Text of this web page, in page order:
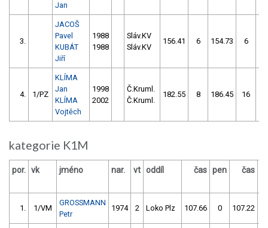
Jan
3.
JACOŠ
Pavel
KUBÁT
Jiří
1988
1988
Sláv.KV
Sláv.KV
156.41 6 154.73 6
4. 1/PZ
KLÍMA
Jan
KLÍMA
Vojtěch
1998
2002
Č.Kruml.
Č.Kruml.
182.55 8 186.45 16
kategorie K1M
por. vk jméno nar. vt oddíl čas pen čas
1. 1/VM
GROSSMANN
Petr
1974 2 Loko Plz 107.66 0 107.22